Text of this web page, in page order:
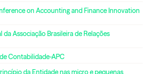
on Accounting and Finance Innovation
Associação Brasileira de Relações
Contabilidade-APC
da Entidade nas micro e pequenas